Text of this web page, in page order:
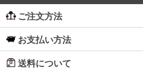
ご注文方法
お支払い方法
送料について